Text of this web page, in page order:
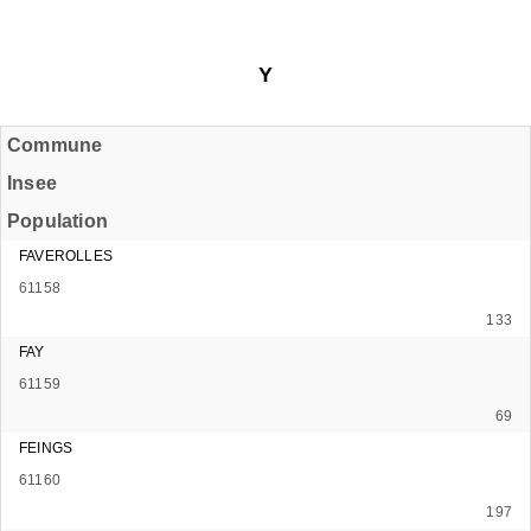
Y
Commune
Insee
Population
FAVEROLLES
61158
133
FAY
61159
69
FEINGS
61160
197